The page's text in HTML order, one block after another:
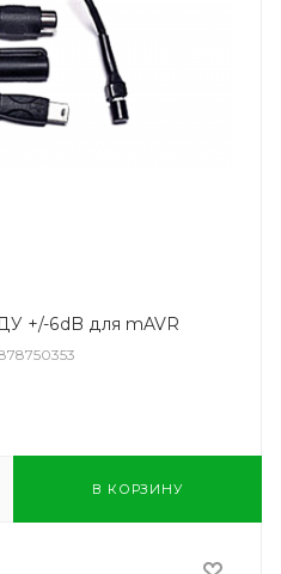
+/-6dB для mAVR
В КОРЗИНУ